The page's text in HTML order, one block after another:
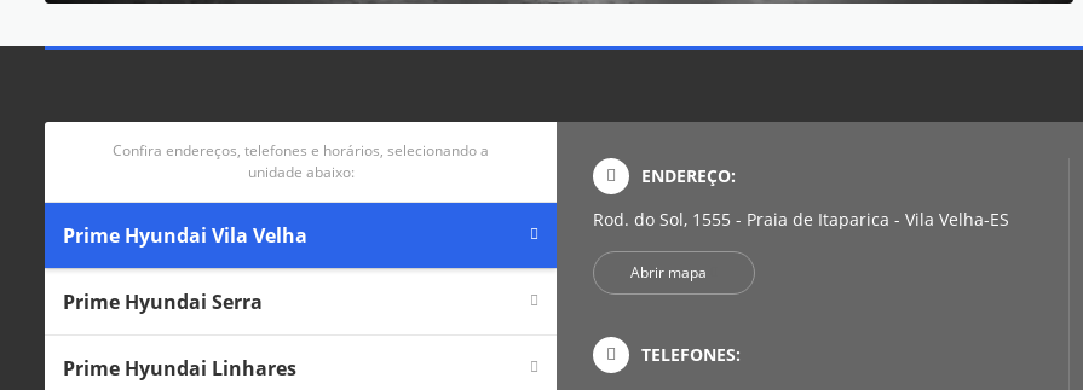
Confira endereços, telefones e horários, selecionando a
unidade abaixo:
Prime Hyundai Vila Velha
Prime Hyundai Serra
Prime Hyundai Linhares
ENDEREÇO:
Rod. do Sol, 1555 - Praia de Itaparica - Vila Velha-ES
Abrir mapa
TELEFONES: